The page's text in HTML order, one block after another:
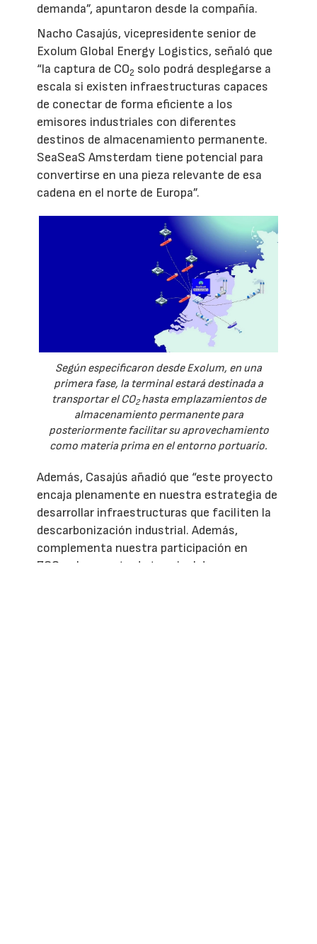
demanda”, apuntaron desde la compañía.
Nacho Casajús, vicepresidente senior de
Exolum Global Energy Logistics, señaló que
“la captura de CO2 solo podrá desplegarse a
escala si existen infraestructuras capaces
de conectar de forma eficiente a los
emisores industriales con diferentes
destinos de almacenamiento permanente.
SeaSeaS Amsterdam tiene potencial para
convertirse en una pieza relevante de esa
cadena en el norte de Europa”.
Según especificaron desde Exolum, en una
primera fase, la terminal estará destinada a
transportar el CO2hasta emplazamientos de
almacenamiento permanente para
posteriormente facilitar su aprovechamiento
como materia prima en el entorno portuario.
Además, Casajús añadió que “este proyecto
encaja plenamente en nuestra estrategia de
desarrollar infraestructuras que faciliten la
descarbonización industrial. Además,
complementa nuestra participación en
7CO
, el proyecto de terminal de